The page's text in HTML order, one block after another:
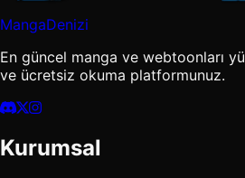
MangaDenizi
En güncel manga ve webtoonları
ve ücretsiz okuma platformunuz.
Kurumsal